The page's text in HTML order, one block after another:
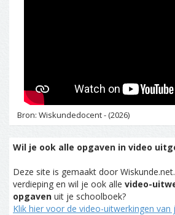
Bron: Wiskundedocent - (2026)
Wil je ook alle opgaven in video
Deze site is gemaakt door
verdieping en wil je ook alle video-
opgaven uit je schoolboek?
Klik hier voor de video-uitwerkingen van